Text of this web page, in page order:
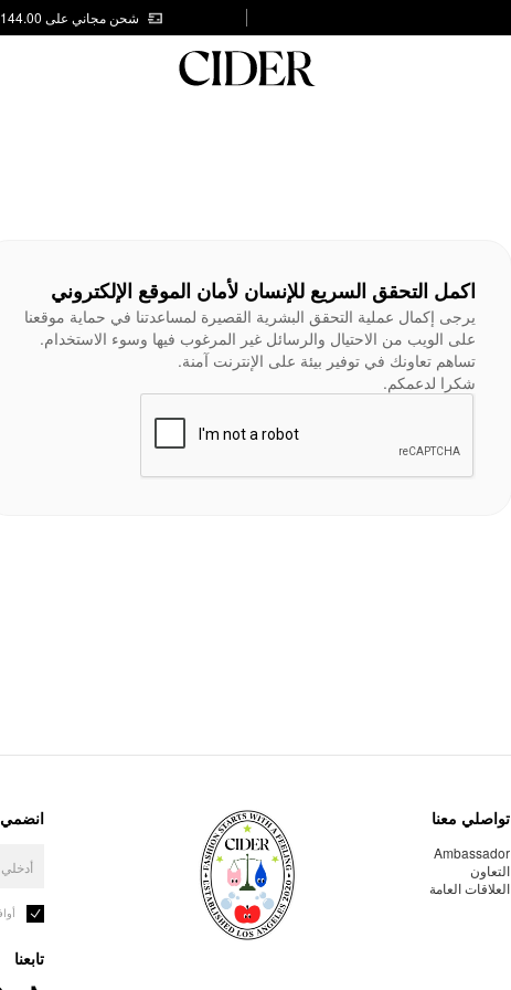
شحن مجاني على AED 144.00
اكمل التحقق السريع للإنسان لأمان الموقع الإلكتروني
يرجى إكمال عملية التحقق البشرية القصيرة لمساعدتنا في حماية موقعنا
على الويب من الاحتيال والرسائل غير المرغوب فيها وسوء الاستخدام.
تساهم تعاونك في توفير بيئة على الإنترنت آمنة.
شكرا لدعمكم.
تواصلي معنا
Ambassador
التعاون
العلاقات العامة
انضمي
تابعنا